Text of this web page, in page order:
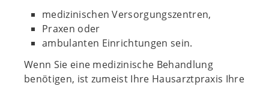
medizinischen Versorgungszentren,
Praxen oder
ambulanten Einrichtungen sein.
Wenn Sie eine medizinische Behandlung
benötigen, ist zumeist Ihre Hausarztpraxis Ihre